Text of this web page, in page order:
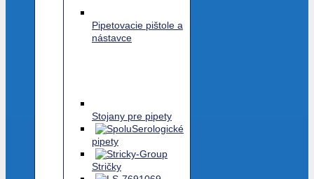
Pipetovacie pištole a
nástavce
Stojany pre pipety
Serologické
pipety
Stričky